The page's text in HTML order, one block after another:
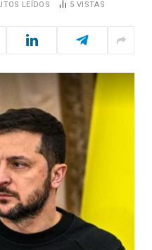
LEÍDOS 5 VISTAS